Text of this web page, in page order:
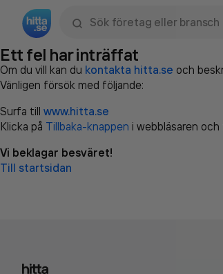
Ett fel har inträffat
Om du vill kan du kontakta hitta.se och
Vänligen försök med följande:
Surfa till www.hitta.se
Klicka på Tillbaka-knappen i webbläsaren
Vi beklagar besväret!
Till startsidan